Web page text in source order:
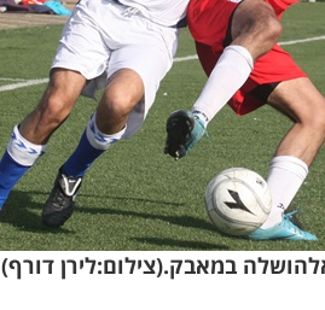
במאבק.(צילום:לירן דורף)